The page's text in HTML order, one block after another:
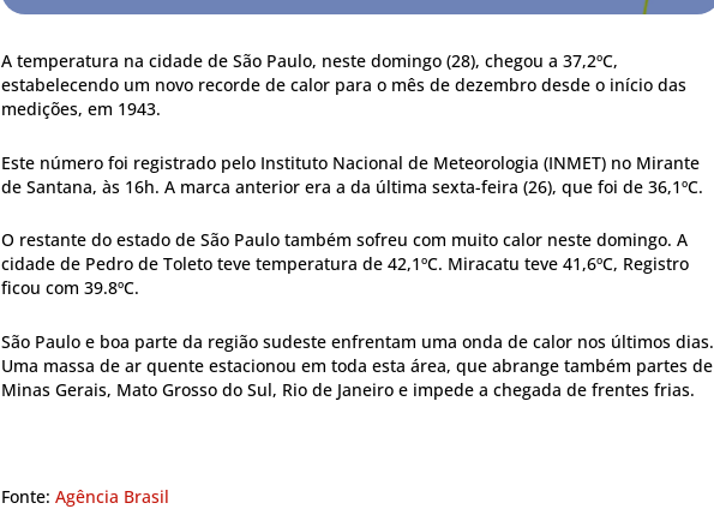
A temperatura na cidade de São Paulo, neste domingo (28), chegou a 37,2ºC,
estabelecendo um novo recorde de calor para o mês de dezembro desde o início das
medições, em 1943.
Este número foi registrado pelo Instituto Nacional de Meteorologia (INMET) no Mirante
de Santana, às 16h. A marca anterior era a da última sexta-feira (26), que foi de 36,1ºC.
O restante do estado de São Paulo também sofreu com muito calor neste domingo. A
cidade de Pedro de Toleto teve temperatura de 42,1ºC. Miracatu teve 41,6ºC, Registro
ficou com 39.8ºC.
São Paulo e boa parte da região sudeste enfrentam uma onda de calor nos últimos dias.
Uma massa de ar quente estacionou em toda esta área, que abrange também partes de
Minas Gerais, Mato Grosso do Sul, Rio de Janeiro e impede a chegada de frentes frias.
Fonte: Agência Brasil